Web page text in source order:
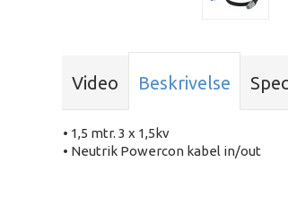
Video Beskrivelse
• 1,5 mtr. 3 x 1,5kv
• Neutrik Powercon kabel in/out